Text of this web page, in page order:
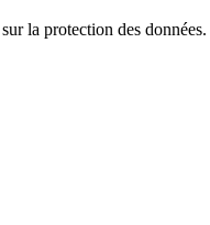
la protection des données.